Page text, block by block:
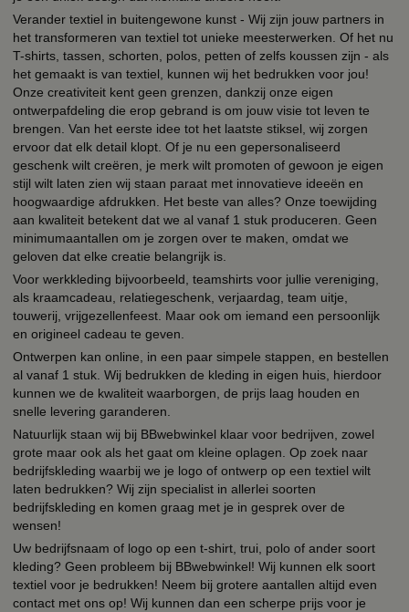
Verander textiel in buitengewone kunst - Wij zijn jouw partners in
het transformeren van textiel tot unieke meesterwerken. Of het nu
T-shirts, tassen, schorten, polos, petten of zelfs koussen zijn - als
het gemaakt is van textiel, kunnen wij het bedrukken voor jou!
Onze creativiteit kent geen grenzen, dankzij onze eigen
ontwerpafdeling die erop gebrand is om jouw visie tot leven te
brengen. Van het eerste idee tot het laatste stiksel, wij zorgen
ervoor dat elk detail klopt. Of je nu een gepersonaliseerd
geschenk wilt creëren, je merk wilt promoten of gewoon je eigen
stijl wilt laten zien wij staan paraat met innovatieve ideeën en
hoogwaardige afdrukken. Het beste van alles? Onze toewijding
aan kwaliteit betekent dat we al vanaf 1 stuk produceren. Geen
minimumaantallen om je zorgen over te maken, omdat we
geloven dat elke creatie belangrijk is.
Voor werkkleding bijvoorbeeld, teamshirts voor jullie vereniging,
als kraamcadeau, relatiegeschenk, verjaardag, team uitje,
touwerij, vrijgezellenfeest. Maar ook om iemand een persoonlijk
en origineel cadeau te geven.
Ontwerpen kan online, in een paar simpele stappen, en bestellen
al vanaf 1 stuk. Wij bedrukken de kleding in eigen huis, hierdoor
kunnen we de kwaliteit waarborgen, de prijs laag houden en
snelle levering garanderen.
Natuurlijk staan wij bij BBwebwinkel klaar voor bedrijven, zowel
grote maar ook als het gaat om kleine oplagen. Op zoek naar
bedrijfskleding waarbij we je logo of ontwerp op een textiel wilt
laten bedrukken? Wij zijn specialist in allerlei soorten
bedrijfskleding en komen graag met je in gesprek over de
wensen!
Uw bedrijfsnaam of logo op een t-shirt, trui, polo of ander soort
kleding? Geen probleem bij BBwebwinkel! Wij kunnen elk soort
textiel voor je bedrukken! Neem bij grotere aantallen altijd even
contact met ons op! Wij kunnen dan een scherpe prijs voor je